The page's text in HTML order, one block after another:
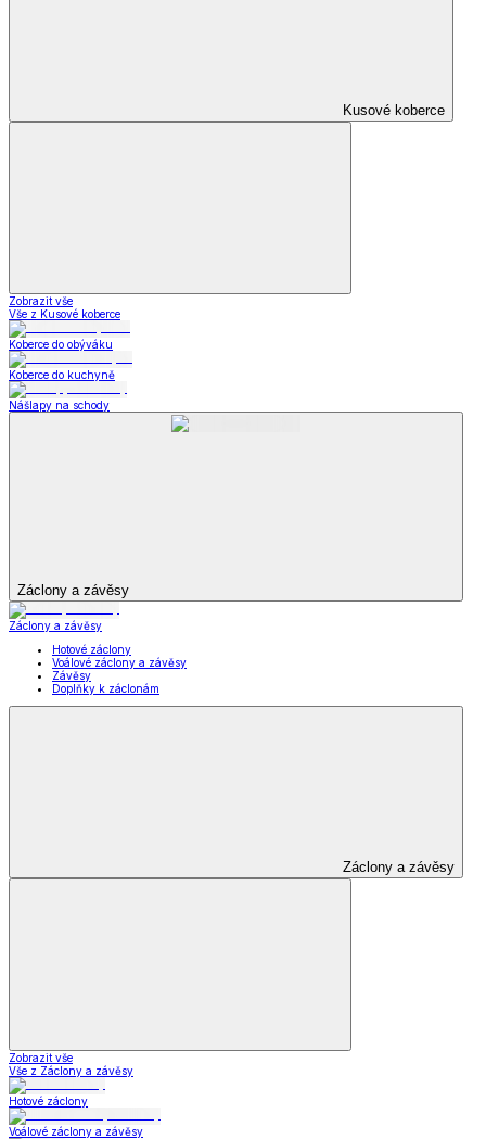
Kusové koberce
Zobrazit vše
Vše z Kusové koberce
Koberce do obýváku
Koberce do kuchyně
Nášlapy na schody
Záclony a závěsy
Záclony a závěsy
Hotové záclony
Voálové záclony a závěsy
Závěsy
Doplňky k záclonám
Záclony a závěsy
Zobrazit vše
Vše z Záclony a závěsy
Hotové záclony
Voálové záclony a závěsy